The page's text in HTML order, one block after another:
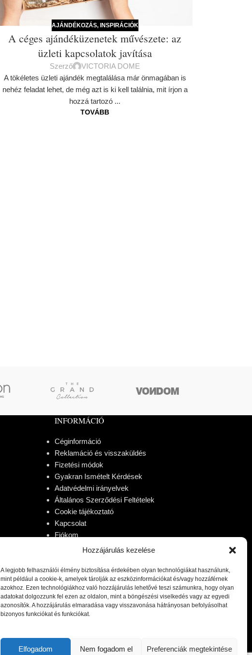
Hozzájárulás kezelése
A legjobb felhasználói élmény biztosítása érdekében olyan technológiákat használunk,
mint például a cookie-k, amelyek tárolják az eszközinformációkat és/vagy hozzáférnek
azokhoz. Ezen technológiákhoz való hozzájárulás lehetővé teszi számunkra, hogy olyan
adatokat dolgozzunk fel ezen az oldalon, mint a böngészési viselkedés vagy az egyedi
azonosítók. A hozzájárulás elmaradása vagy visszavonása hátrányosan befolyásolhat
bizonyos funkciókat és funkciókat.
Elfogadom Nem fogadom el Preferenciák megtekintése
AJÁNDÉKOZÁS, INSPIRÁCIÓK
A céges ajándéküzenetek művészete: az
üzleti kapcsolatok javítása
Szerző
VICTORIA DOME
A tökéletes üzleti ajándék megtalálása már önmagában is
nehéz feladat lehet, de még azt is ki kell találnia, mit írjon a
hozzá tartozó ...
TOVÁBB
INFORMÁCIÓ
Céginformáció
Reklamáció és visszaküldés
Fizetési módok
Gyakran Ismételt Kérdések
Adatvédelmi irányelvek
Általános Szerződési Feltételek
Cookie tájékoztató
Kapcsolat
Fiókom